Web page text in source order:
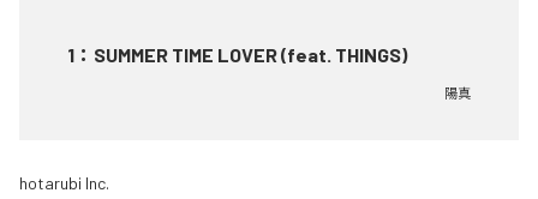
1 ： SUMMER TIME LOVER (feat. THINGS)
陽真
hotarubi Inc.